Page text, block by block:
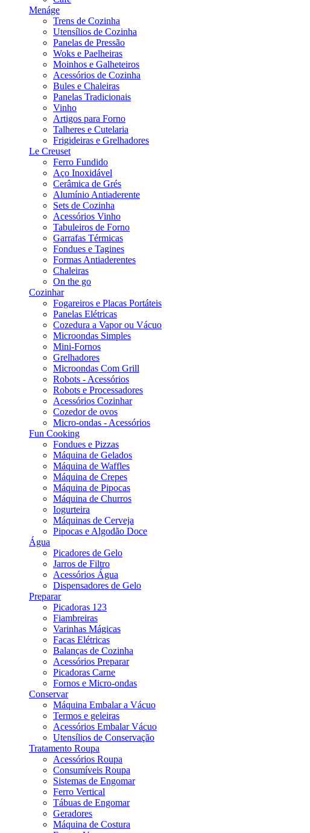
Menáge
Trens de Cozinha
Utensílios de Cozinha
Panelas de Pressão
Woks e Paelheiras
Moinhos e Galheteiros
Acessórios de Cozinha
Bules e Chaleiras
Panelas Tradicionais
Vinho
Artigos para Forno
Talheres e Cutelaria
Frigideiras e Grelhadores
Le Creuset
Ferro Fundido
Aço Inoxidável
Cerâmica de Grés
Alumínio Antiaderente
Sets de Cozinha
Acessórios Vinho
Tabuleiros de Forno
Garrafas Térmicas
Fondues e Tagines
Formas Antiaderentes
Chaleiras
On the go
Cozinhar
Fogareiros e Placas Portáteis
Panelas Elétricas
Cozedura a Vapor ou Vácuo
Microondas Simples
Mini-Fornos
Grelhadores
Microondas Com Grill
Robots - Acessórios
Robots e Processadores
Acessórios Cozinhar
Cozedor de ovos
Micro-ondas - Acessórios
Fun Cooking
Fondues e Pizzas
Máquina de Gelados
Máquina de Waffles
Máquina de Crepes
Máquina de Pipocas
Máquina de Churros
Iogurteira
Máquinas de Cerveja
Pipocas e Algodão Doce
Água
Picadores de Gelo
Jarros de Filtro
Acessórios Água
Dispensadores de Gelo
Preparar
Picadoras 123
Fiambreiras
Varinhas Mágicas
Facas Elétricas
Balanças de Cozinha
Acessórios Preparar
Picadoras Carne
Fornos e Micro-ondas
Conservar
Máquina Embalar a Vácuo
Termos e geleiras
Acessórios Embalar Vácuo
Utensílios de Conservação
Tratamento Roupa
Acessórios Roupa
Consumíveis Roupa
Sistemas de Engomar
Ferro Vertical
Tábuas de Engomar
Geradores
Máquina de Costura